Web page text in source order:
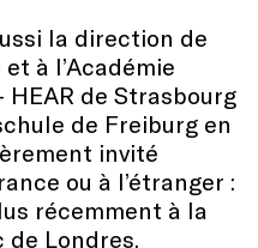
la direction de
à l’Académie
HEAR de Strasbourg
de Freiburg en
invité
ou à l’étranger :
récemment à la
de Londres.